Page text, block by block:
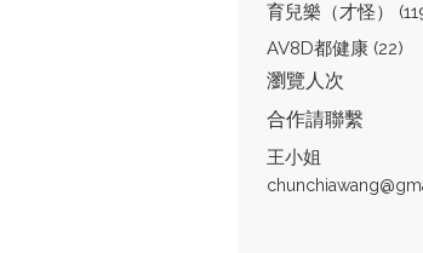
育兒樂（才怪）
AV8D都健康 (22)
瀏覽人次
合作請聯繫
王小姐